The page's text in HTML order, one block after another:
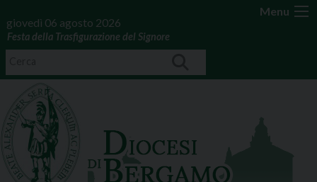
Menu
giovedì 06 agosto 2026
Festa della Trasfigurazione del Signore